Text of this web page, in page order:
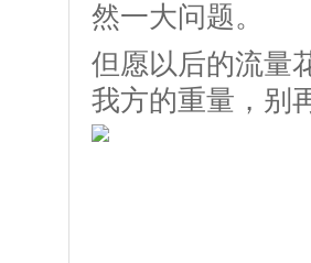
然一大问题。
但愿以后的流量
我方的重量，别